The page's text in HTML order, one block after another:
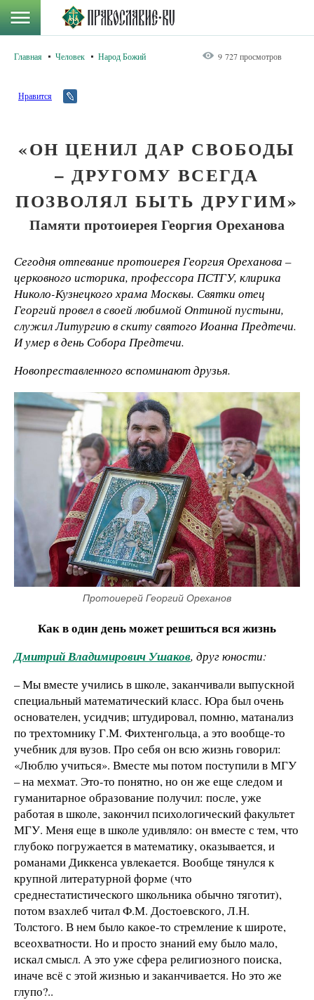
Главная Человек Народ Божий 9 727 просмотров
Нравится
«ОН ЦЕНИЛ ДАР СВОБОДЫ
– ДРУГОМУ ВСЕГДА
ПОЗВОЛЯЛ БЫТЬ ДРУГИМ»
Памяти протоиерея Георгия Ореханова
Сегодня отпевание протоиерея Георгия Ореханова –
церковного историка, профессора ПСТГУ, клирика
Николо-Кузнецкого храма Москвы. Святки отец
Георгий провел в своей любимой Оптиной пустыни,
служил Литургию в скиту святого Иоанна Предтечи.
И умер в день Собора Предтечи.
Новопреставленного вспоминают друзья.
Протоиерей Георгий Ореханов
Как в один день может решиться вся жизнь
Дмитрий Владимирович Ушаков, друг юности:
– Мы вместе учились в школе, заканчивали выпускной
специальный математический класс. Юра был очень
основателен, усидчив; штудировал, помню, матанализ
по трехтомнику Г.М. Фихтенгольца, а это вообще-то
учебник для вузов. Про себя он всю жизнь говорил:
«Люблю учиться». Вместе мы потом поступили в МГУ
– на мехмат. Это-то понятно, но он же еще следом и
гуманитарное образование получил: после, уже
работая в школе, закончил психологический факультет
МГУ. Меня еще в школе удивляло: он вместе с тем, что
глубоко погружается в математику, оказывается, и
романами Диккенса увлекается. Вообще тянулся к
крупной литературной форме (что
среднестатистического школьника обычно тяготит),
потом взахлеб читал Ф.М. Достоевского, Л.Н.
Толстого. В нем было какое-то стремление к широте,
всеохватности. Но и просто знаний ему было мало,
искал смысл. А это уже сфера религиозного поиска,
иначе всё с этой жизнью и заканчивается. Но это же
глупо?..